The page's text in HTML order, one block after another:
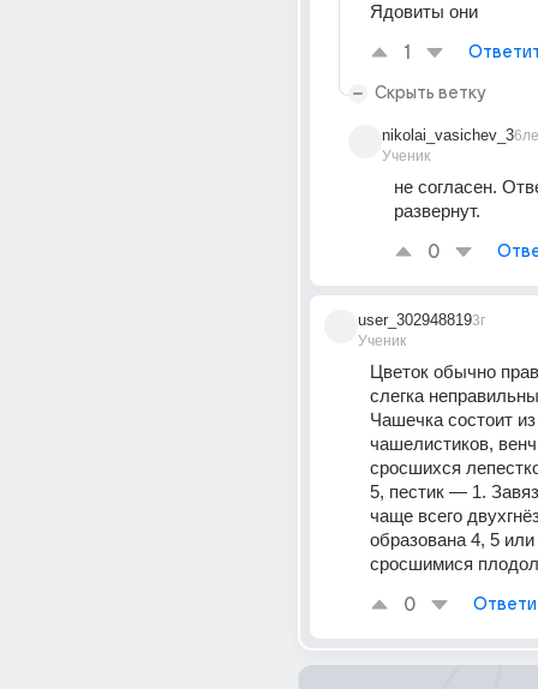
Ядовиты они
1
Скрыть ветку
nikolai_vasichev_3
Ученик
не согласен.
развернут.
0
user_302948819
Ученик
3г
Цветок обычно
слегка
Чашечка состоит
чашелистиков,
сросшихся
5, пестик — 1.
чаще всего
образована 4, 5 или
сросшимися
0